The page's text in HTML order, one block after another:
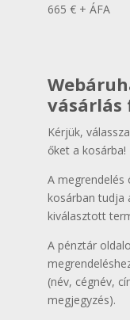
vásárlás
Kérjük,
őket a kosárba!
A megrendelés
kosárban tudja
kiválasztott
A pénztár
(név, cégnév,
megjegyzés).
665 € + ÁFA